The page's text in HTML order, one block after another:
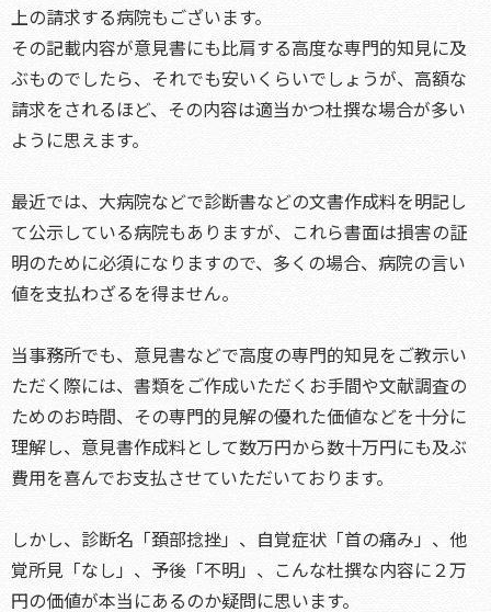
上の請求する病院もございます。
その記載内容が意見書にも比肩する高度な専門的知見に及
ぶものでしたら、それでも安いくらいでしょうが、高額な
請求をされるほど、その内容は適当かつ杜撰な場合が多い
ように思えます。
最近では、大病院などで診断書などの文書作成料を明記し
て公示している病院もありますが、これら書面は損害の証
明のために必須になりますので、多くの場合、病院の言い
値を支払わざるを得ません。
当事務所でも、意見書などで高度の専門的知見をご教示い
ただく際には、書類をご作成いただくお手間や文献調査の
ためのお時間、その専門的見解の優れた価値などを十分に
理解し、意見書作成料として数万円から数十万円にも及ぶ
費用を喜んでお支払させていただいております。
しかし、診断名「頚部捻挫」、自覚症状「首の痛み」、他
覚所見「なし」、予後「不明」、こんな杜撰な内容に２万
円の価値が本当にあるのか疑問に思います。